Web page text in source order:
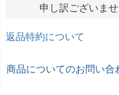
申し訳ございま
返品特約について
商品についてのお問い合